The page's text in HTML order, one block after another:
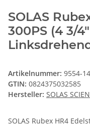
SOLAS
300PS (4 3/
Artikelnummer: 9554-
GTIN: 0824375032585
Hersteller: SOLAS
SOLAS Rubex HR4